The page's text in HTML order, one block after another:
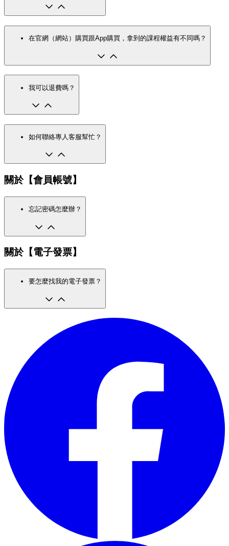
在官網（網站）購買跟App購買，拿到的課程權益有不同嗎？
我可以退費嗎？
如何聯絡專人客服幫忙？
關於【會員帳號】
忘記密碼怎麼辦？
關於【電子發票】
要怎麼找我的電子發票？